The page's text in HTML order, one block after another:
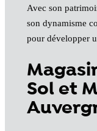
Avec son
son dynamisme
pour développer
Sol et